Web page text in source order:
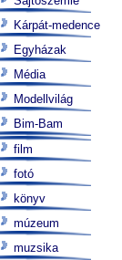
Kárpát-medence
Egyházak
Média
Modellvilág
Bim-Bam
film
fotó
könyv
múzeum
muzsika